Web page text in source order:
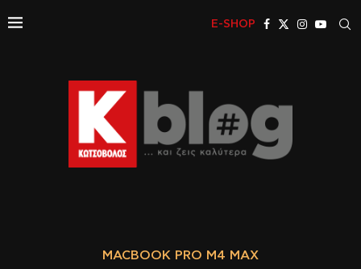
E-SHOP
MACBOOK PRO M4 MAX